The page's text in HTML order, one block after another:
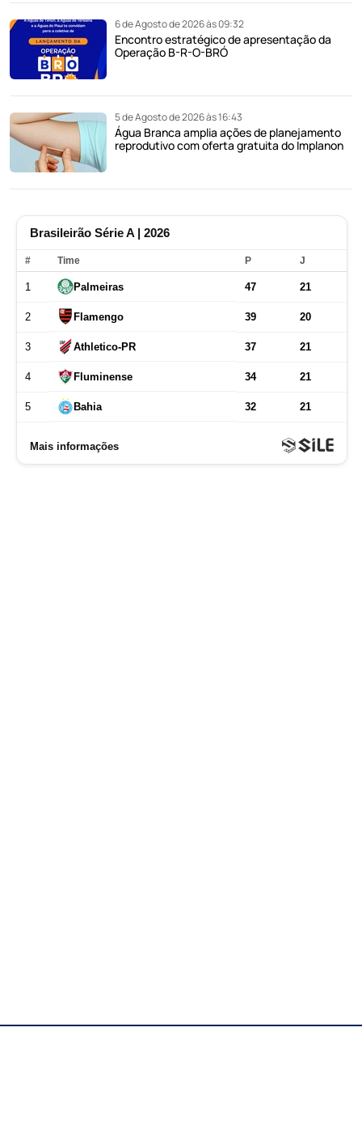
6 de Agosto de 2026 às 09:32
Encontro estratégico de apresentação da
Operação B-R-O-BRÓ
5 de Agosto de 2026 às 16:43
Água Branca amplia ações de planejamento
reprodutivo com oferta gratuita do Implanon